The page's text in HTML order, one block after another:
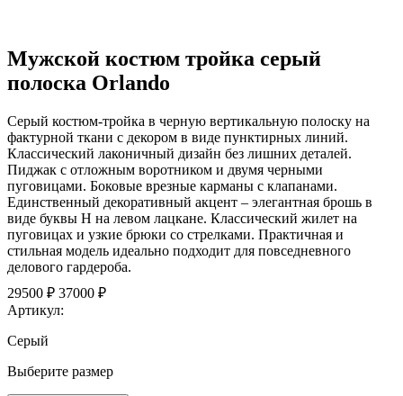
Мужской костюм тройка серый
полоска Orlando
Серый костюм-тройка в черную вертикальную полоску на
фактурной ткани с декором в виде пунктирных линий.
Классический лаконичный дизайн без лишних деталей.
Пиджак с отложным воротником и двумя черными
пуговицами. Боковые врезные карманы с клапанами.
Единственный декоративный акцент – элегантная брошь в
виде буквы Н на левом лацкане. Классический жилет на
пуговицах и узкие брюки со стрелками. Практичная и
стильная модель идеально подходит для повседневного
делового гардероба.
29500 ₽ 37000 ₽
Артикул:
Серый
Выберите размер